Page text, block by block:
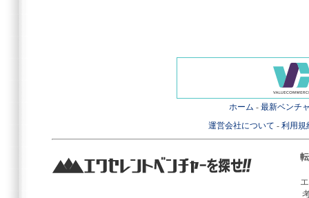
ホーム - 最新ベンチ
運営会社について - 利用規